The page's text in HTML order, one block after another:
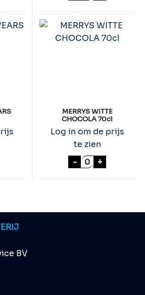
12 YEARS 70cl aantal
MERRYS WITTE
CHOCOLA 70cl
Log in om de prijs
te zien
- MERRYS
+
BV